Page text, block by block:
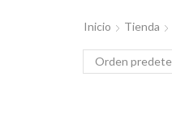
Inicio Tienda